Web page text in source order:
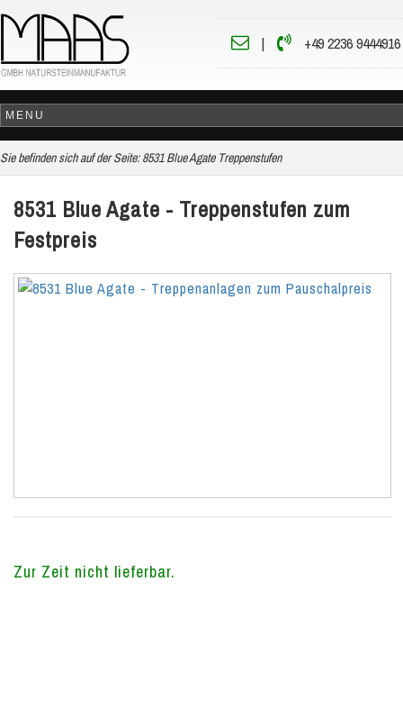
| +49 2236 9444916
Sie befinden sich auf der Seite: 8531 Blue Agate Treppenstufen
8531 Blue Agate - Treppenstufen zum
Festpreis
Zur Zeit nicht lieferbar.